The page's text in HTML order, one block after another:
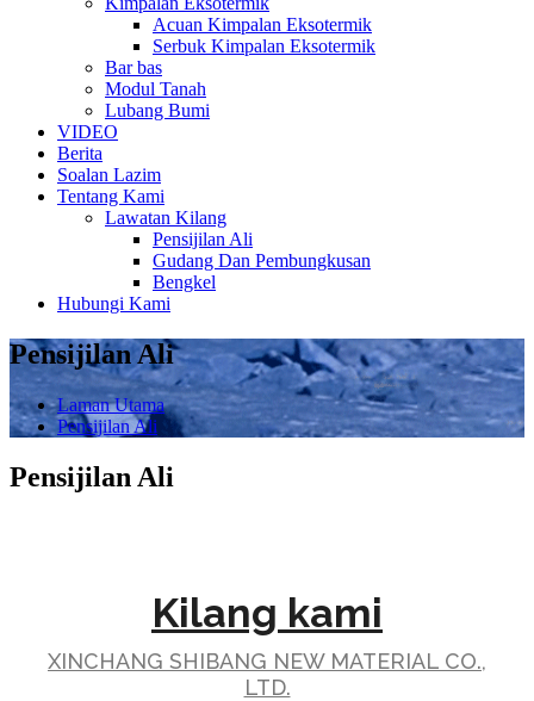
Acuan Kimpalan Eksotermik
Serbuk Kimpalan Eksotermik
Bar bas
Modul Tanah
Lubang Bumi
VIDEO
Berita
Soalan Lazim
Tentang Kami
Lawatan Kilang
Pensijilan Ali
Gudang Dan Pembungkusan
Bengkel
Hubungi Kami
Pensijilan Ali
Laman Utama
Pensijilan Ali
Pensijilan Ali
Kilang kami
XINCHANG SHIBANG NEW MATERIAL CO.,
LTD.